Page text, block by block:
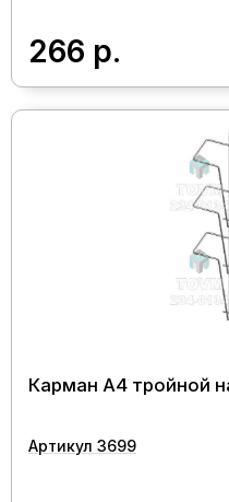
266 р.
Карман А4 тройной
Артикул 3699